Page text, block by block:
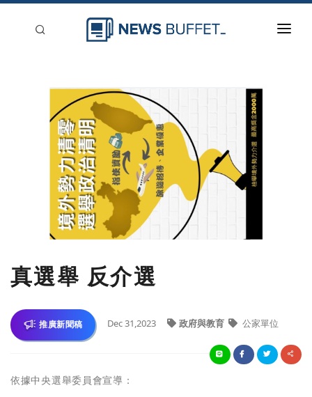
新聞稿分類
登入
刊登
真選舉 反介選
推廣新聞稿 Dec 31,2023 政府與教育 公家單位
依據中央選舉委員會宣導：